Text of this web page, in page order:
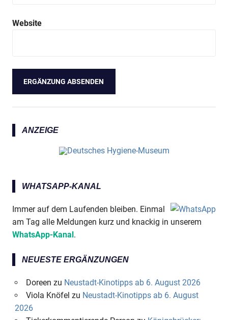
Website
ANZEIGE
WHATSAPP-KANAL
Immer auf dem Laufenden bleiben. Einmal
am Tag alle Meldungen kurz und knackig in unserem
WhatsApp-Kanal.
NEUESTE ERGÄNZUNGEN
Doreen zu Neustadt-Kinotipps ab 6. August 2026
Viola Knöfel zu Neustadt-Kinotipps ab 6. August
2026